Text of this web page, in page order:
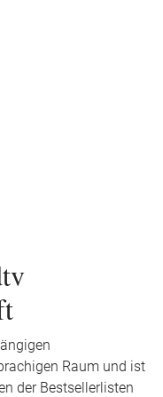
Raum und ist
der Bestsellerlisten